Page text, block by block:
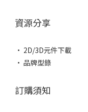
資源分享
• 2D/3D元件下載
• 品牌型錄
訂購須知